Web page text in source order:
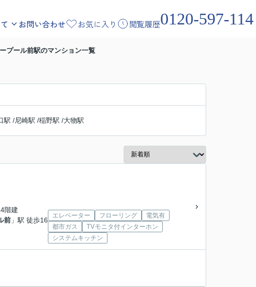
お問い合わせ お気に入り 閲覧履歴0120-597-114
プール前駅のマンション一覧
駅 /尼崎駅 /稲野駅 /大物駅
階建
前 」駅 徒歩16
エレベーター フローリング
電気有
都市ガス
TVモニタ付インターホン
システムキッチン